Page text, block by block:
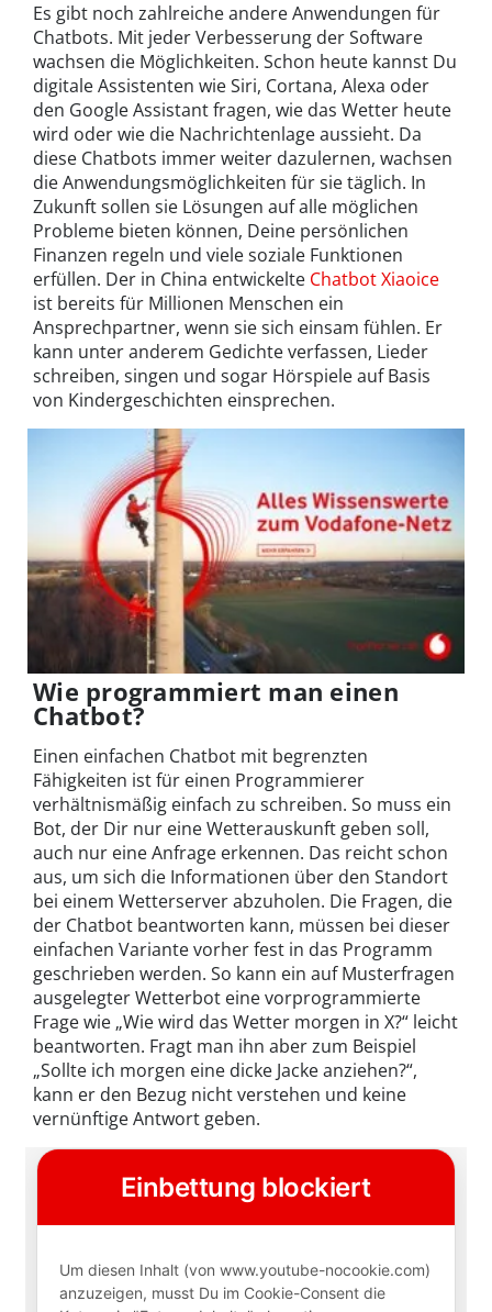
Es gibt noch zahlreiche andere Anwendungen für
Chatbots. Mit jeder Verbesserung der Software
wachsen die Möglichkeiten. Schon heute kannst Du
digitale Assistenten wie Siri, Cortana, Alexa oder
den Google Assistant fragen, wie das Wetter heute
wird oder wie die Nachrichtenlage aussieht. Da
diese Chatbots immer weiter dazulernen, wachsen
die Anwendungsmöglichkeiten für sie täglich. In
Zukunft sollen sie Lösungen auf alle möglichen
Probleme bieten können, Deine persönlichen
Finanzen regeln und viele soziale Funktionen
erfüllen. Der in China entwickelte Chatbot Xiaoice
ist bereits für Millionen Menschen ein
Ansprechpartner, wenn sie sich einsam fühlen. Er
kann unter anderem Gedichte verfassen, Lieder
schreiben, singen und sogar Hörspiele auf Basis
von Kindergeschichten einsprechen.
Wie programmiert man einen
Chatbot?
Einen einfachen Chatbot mit begrenzten
Fähigkeiten ist für einen Programmierer
verhältnismäßig einfach zu schreiben. So muss ein
Bot, der Dir nur eine Wetterauskunft geben soll,
auch nur eine Anfrage erkennen. Das reicht schon
aus, um sich die Informationen über den Standort
bei einem Wetterserver abzuholen. Die Fragen, die
der Chatbot beantworten kann, müssen bei dieser
einfachen Variante vorher fest in das Programm
geschrieben werden. So kann ein auf Musterfragen
ausgelegter Wetterbot eine vorprogrammierte
Frage wie „Wie wird das Wetter morgen in X?“ leicht
beantworten. Fragt man ihn aber zum Beispiel
„Sollte ich morgen eine dicke Jacke anziehen?“,
kann er den Bezug nicht verstehen und keine
vernünftige Antwort geben.